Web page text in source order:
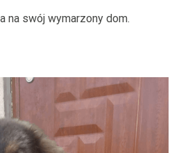
na swój wymarzony dom.